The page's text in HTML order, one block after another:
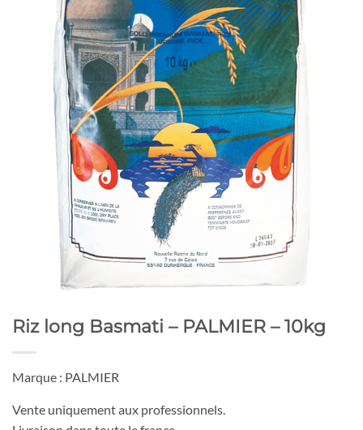
Riz long Basmati – PALMIER – 10kg
Marque : PALMIER
Vente uniquement aux professionnels.